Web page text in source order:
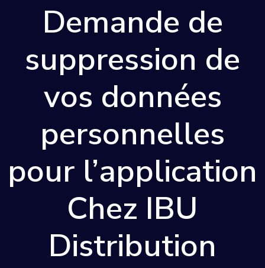
Demande de
suppression de
vos données
personnelles
pour l’application
Chez IBU
Distribution